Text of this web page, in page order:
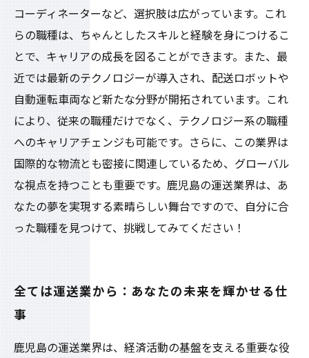
コーディネーターなど、選択肢は広がっています。これ
らの職種は、ちゃんとしたスキルと経験を身につけるこ
とで、キャリアの成長を図ることができます。また、最
近では最新のテクノロジーが導入され、配送ロボットや
自動運転車両など新たな分野が開拓されています。これ
により、従来の職種だけでなく、テクノロジー系の職種
へのキャリアチェンジも可能です。さらに、この業界は
国際的な物流とも密接に関連しているため、グローバル
な視点を持つことも重要です。鹿児島の運送業界は、あ
なたの夢を実現する素晴らしい舞台ですので、自分に合
った職種を見つけて、挑戦してみてください！
全ては運送業から：あなたの未来を輝かせる仕
事
鹿児島の運送業界は、経済活動の基盤を支える重要な役